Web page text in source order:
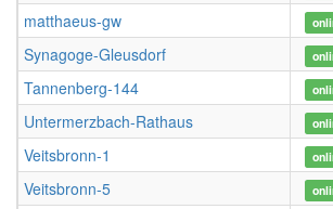
matthaeus-gw
Synagoge-Gleusdorf
Tannenberg-144
Untermerzbach-Rathaus
Veitsbronn-1
Veitsbronn-5